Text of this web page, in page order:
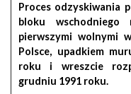
Proces odzyskiwania
bloku
pierwszymi wolnymi
Polsce, upadkiem
roku i wreszcie
grudniu 1991 roku.